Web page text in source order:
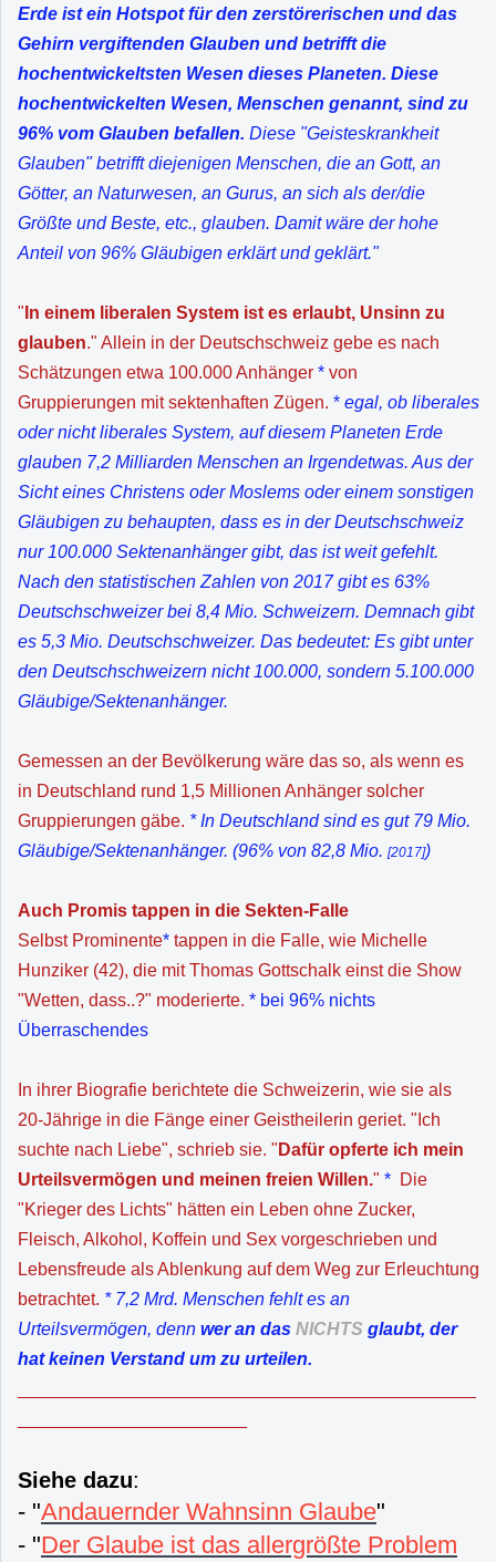
Erde ist ein Hotspot für den zerstörerischen und das
Gehirn vergiftenden Glauben und betrifft die
hochentwickeltsten Wesen dieses Planeten. Diese
hochentwickelten Wesen, Menschen genannt, sind zu
96% vom Glauben befallen. Diese "Geisteskrankheit
Glauben" betrifft diejenigen Menschen, die an Gott, an
Götter, an Naturwesen, an Gurus, an sich als der/die
Größte und Beste, etc., glauben. Damit wäre der hohe
Anteil von 96% Gläubigen erklärt und geklärt."
" In einem liberalen System ist es erlaubt, Unsinn zu
glauben." Allein in der Deutschschweiz gebe es nach
Schätzungen etwa 100.000 Anhänger * von
Gruppierungen mit sektenhaften Zügen. * egal, ob liberales
oder nicht liberales System, auf diesem Planeten Erde
glauben 7,2 Milliarden Menschen an Irgendetwas. Aus der
Sicht eines Christens oder Moslems oder einem sonstigen
Gläubigen zu behaupten, dass es in der Deutschschweiz
nur 100.000 Sektenanhänger gibt, das ist weit gefehlt.
Nach den statistischen Zahlen von 2017 gibt es 63%
Deutschschweizer bei 8,4 Mio. Schweizern. Demnach gibt
es 5,3 Mio. Deutschschweizer. Das bedeutet: Es gibt unter
den Deutschschweizern nicht 100.000, sondern 5.100.000
Gläubige/Sektenanhänger.
Gemessen an der Bevölkerung wäre das so, als wenn es
in Deutschland rund 1,5 Millionen Anhänger solcher
Gruppierungen gäbe. * In Deutschland sind es gut 79 Mio.
Gläubige/Sektenanhänger. (96% von 82,8 Mio. [2017])
Auch Promis tappen in die Sekten-Falle
Selbst Prominente* tappen in die Falle, wie Michelle
Hunziker (42), die mit Thomas Gottschalk einst die Show
"Wetten, dass..?" moderierte. * bei 96% nichts
Überraschendes
In ihrer Biografie berichtete die Schweizerin, wie sie als
20-Jährige in die Fänge einer Geistheilerin geriet. "Ich
suchte nach Liebe", schrieb sie. " Dafür opferte ich mein
Urteilsvermögen und meinen freien Willen." * Die
"Krieger des Lichts" hätten ein Leben ohne Zucker,
Fleisch, Alkohol, Koffein und Sex vorgeschrieben und
Lebensfreude als Ablenkung auf dem Weg zur Erleuchtung
betrachtet. * 7,2 Mrd. Menschen fehlt es an
Urteilsvermögen, denn wer an das NICHTS glaubt, der
hat keinen Verstand um zu urteilen.
Siehe dazu:
- "Andauernder Wahnsinn Glaube"
- "Der Glaube ist das allergrößte Problem